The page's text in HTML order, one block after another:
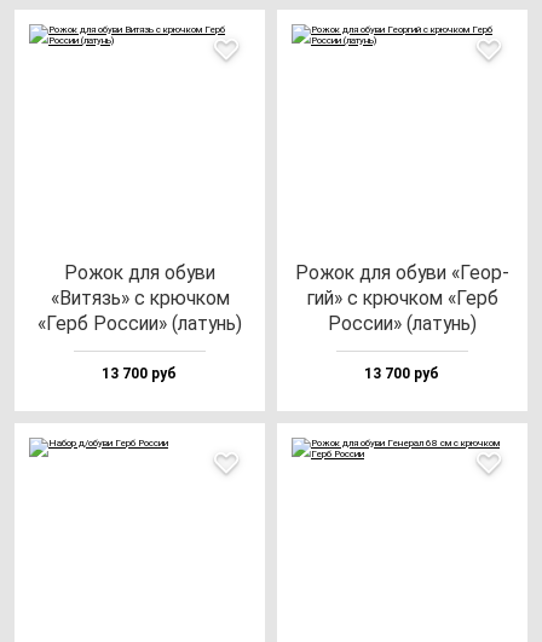
Рожок для обу­ви
«Витязь» с крюч­ком
«Герб Рос­сии» (ла­тунь)
13 700 руб
Рожок для обу­ви «Геор­
гий» с крюч­ком «Герб
Рос­сии» (ла­тунь)
13 700 руб